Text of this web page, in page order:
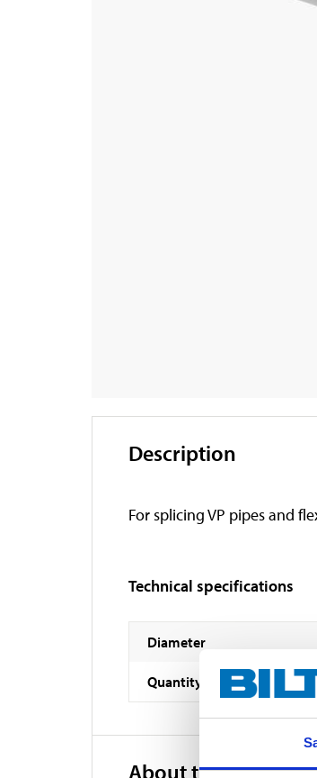
Description
For splicing VP pipes and
Technical specifications
Diameter
Quantity
About the